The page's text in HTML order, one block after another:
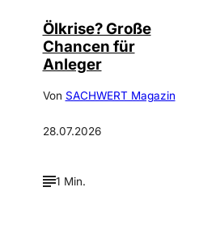
Ölkrise? Große
Chancen für
Anleger
Von SACHWERT Magazin
28.07.2026
1 Min.